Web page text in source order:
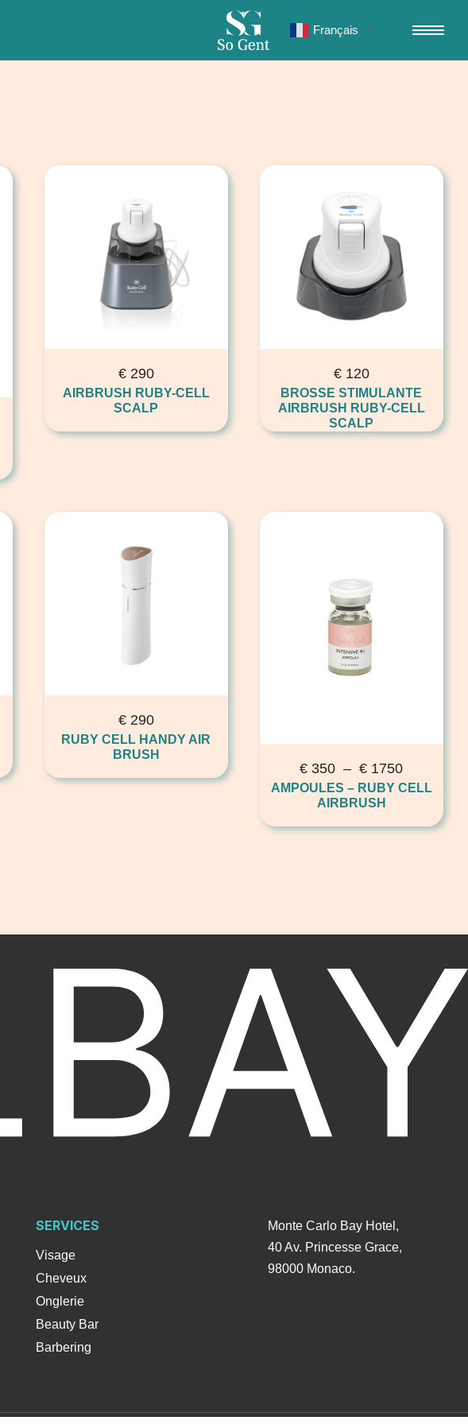
Français ▼
€290
AIRBRUSH RUBY-CELL
SCALP
€120
BROSSE STIMULANTE
AIRBRUSH RUBY-CELL
SCALP
€290
RUBY CELL HANDY AIR
BRUSH
€ 350 – € 1750
AMPOULES – RUBY CELL
AIRBRUSH
SERVICES
Visage
Cheveux
Onglerie
Beauty Bar
Barbering
Monte Carlo Bay Hotel,
40 Av. Princesse Grace,
98000 Monaco.